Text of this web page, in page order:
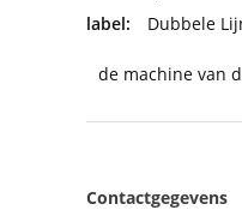
label: Dubbele
de machine van
Contactgegevens